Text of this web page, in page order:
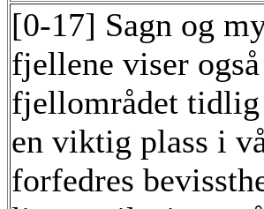
[0-17] Sagn og
fjellene viser
fjellområdet tidlig
en viktig plass i
forfedres